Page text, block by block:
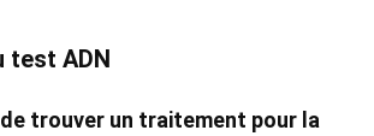
test ADN
trouver un traitement pour la